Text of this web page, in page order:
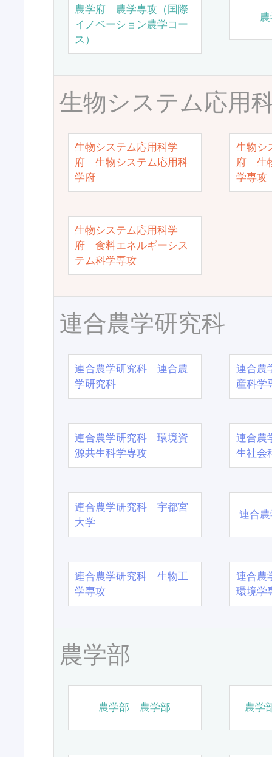
農学府 農学専攻（国際
イノベーション農学コー
ス）
生物システム応用
生物システム応用科学
府 生物システム応用科
学府
生物シ
府 生
学専攻
生物システム応用科学
府 食料エネルギーシス
テム科学専攻
連合農学研究科
連合農学研究科 連合農
学研究科
連合農
産科学
連合農学研究科 環境資
源共生科学専攻
連合農
生社会
連合農学研究科 宇都宮
大学
連合
連合農学研究科 生物工
学専攻
連合農
環境学
農学部
農学部 農学部 農学